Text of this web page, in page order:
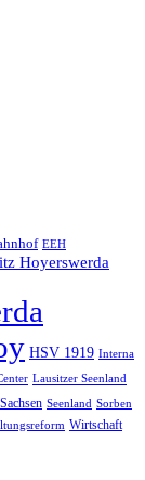
EEH
Hoyerswerda
HSV 1919 Interna
Lausitzer Seenland
Sachsen Seenland Sorben
Wirtschaft